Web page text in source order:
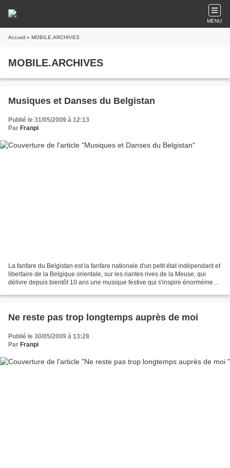
MENU
Accueil » MOBILE.ARCHIVES
MOBILE.ARCHIVES
Musiques et Danses du Belgistan
Publié le 31/05/2009 à 12:13
Par Franpi
La fanfare du Belgistan est la fanfare nationale d'un petit état indépendant et
libertaire de la Belgique orientale, sur les riantes rives de la Meuse, qui
délivre depuis bientôt 10 ans une musique festive qui s'inspire énormément
Ne reste pas trop longtemps auprès de moi
Publié le 30/05/2009 à 13:28
Par Franpi